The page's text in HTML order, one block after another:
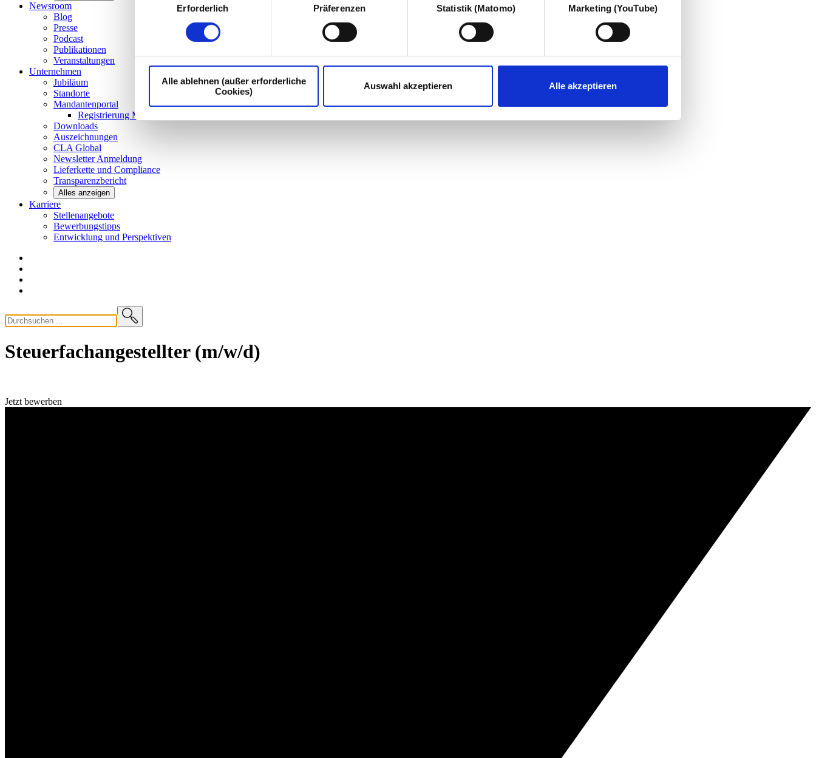
Erforderlich
Präferenzen Statistik (Matomo) Marketing (YouTube)
Alle ablehnen (außer erforderliche
Cookies)
Auswahl akzeptieren Alle akzeptieren
Newsroom
Blog
Presse
Podcast
Publikationen
Veranstaltungen
Unternehmen
Jubiläum
Standorte
Mandantenportal
Registrierung Mandantenportal
Downloads
Auszeichnungen
CLA Global
NewsletterAnmeldung
Lieferkette und Compliance
Transparenzbericht
Alles anzeigen
Karriere
Stellenangebote
Bewerbungstipps
Entwicklung und Perspektiven
Steuerfachangestellter (m/w/d)
Jetzt bewerben